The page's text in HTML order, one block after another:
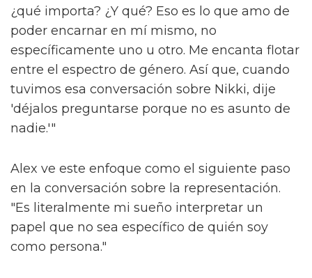
¿qué importa? ¿Y qué? Eso es lo que amo de
poder encarnar en mí mismo, no
específicamente uno u otro. Me encanta flotar
entre el espectro de género. Así que, cuando
tuvimos esa conversación sobre Nikki, dije
'déjalos preguntarse porque no es asunto de
nadie.'"
Alex ve este enfoque como el siguiente paso
en la conversación sobre la representación.
"Es literalmente mi sueño interpretar un
papel que no sea específico de quién soy
como persona."